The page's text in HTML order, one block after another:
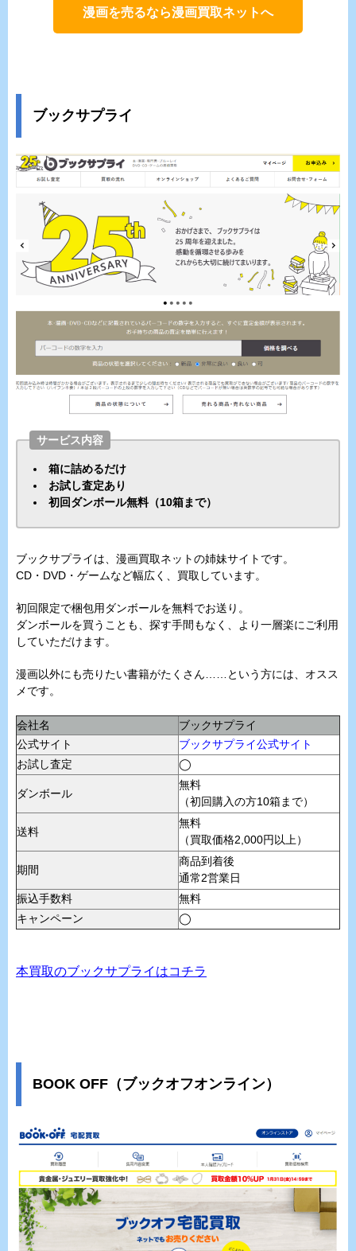
漫画を売るなら漫画買取ネットへ
ブックサプライ
サービス内容
箱に詰めるだけ
お試し査定あり
初回ダンボール無料（10箱まで）
ブックサプライは、漫画買取ネットの姉妹サイトです。
CD・DVD・ゲームなど幅広く、買取しています。
初回限定で梱包用ダンボールを無料でお送り。
ダンボールを買うことも、探す手間もなく、より一層楽にご利用
していただけます。
漫画以外にも売りたい書籍がたくさん……という方には、オスス
メです。
会社名
ブックサプライ
公式サイト
ブックサプライ公式サイト
お試し査定
◯
ダンボール
無料
（初回購入の方10箱まで）
送料
無料
（買取価格2,000円以上）
期間
商品到着後
通常2営業日
振込手数料
無料
キャンペーン
◯
本買取のブックサプライはコチラ
BOOK OFF（ブックオフオンライン）